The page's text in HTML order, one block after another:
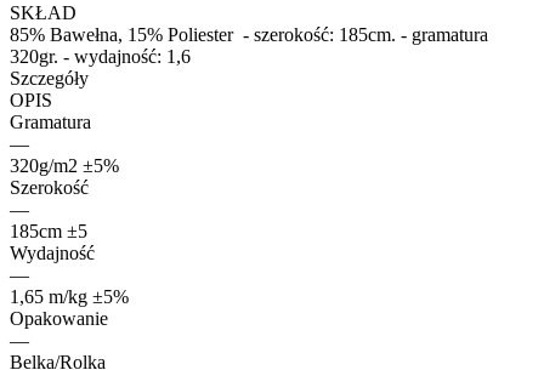
SKŁAD
85% Bawełna, 15% Poliester - szerokość: 185cm. - gramatura
320gr. - wydajność: 1,6
Szczegóły
OPIS
Gramatura
—
320g/m2 ±5%
Szerokość
—
185cm ±5
Wydajność
—
1,65 m/kg ±5%
Opakowanie
—
Belka/Rolka